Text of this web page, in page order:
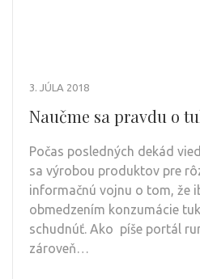
3. JÚLA 2018
Naučme sa pravdu o
Počas posledných dekád
sa výrobou produktov pre
informačnú vojnu o tom, že
obmedzením konzumácie
schudnúť. Ako píše portál
zároveň…